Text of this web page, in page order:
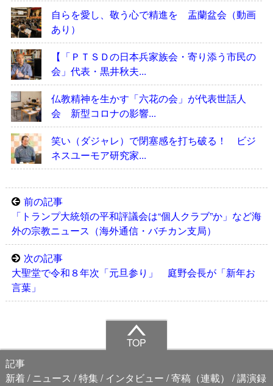
自らを愛し、敬う心で精進を 盂蘭盆会（動画
あり）
【「ＰＴＳＤの日本兵家族会・寄り添う市民の
会」代表・黒井秋夫...
仏教精神を生かす「六花の会」が代表世話人
会 新型コロナの影響...
笑い（ダジャレ）で閉塞感を打ち破る！ ビジ
ネスユーモア研究家...
前の記事
「トランプ大統領の平和評議会は“個人クラブ”か」など海
外の宗教ニュース（海外通信・バチカン支局）
次の記事
大聖堂で令和８年次「元旦参り」 庭野会長が「新年お
言葉」
TOP
記事
新着
ニュース 特集 インタビュー 寄稿（連載）
講演録